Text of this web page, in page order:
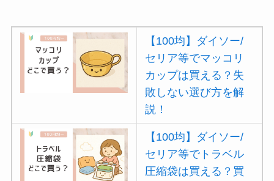
【100均】ダイソー/
セリア等でマッコリ
カップは買える？失
敗しない選び方を解
説！
【100均】ダイソー/
セリア等でトラベル
圧縮袋は買える？買